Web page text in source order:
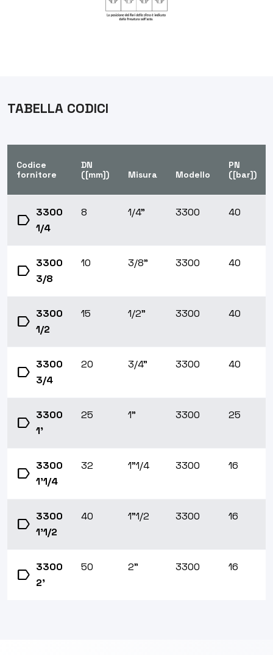
TABELLA CODICI
Codice
fornitore
DN
([mm])
Misura Modello
PN
([bar])
label 3300
1/4
8 1/4" 3300 40
label 3300
3/8
10 3/8" 3300 40
label 3300
1/2
15 1/2" 3300 40
label 3300
3/4
20 3/4" 3300 40
label 3300
1'
25 1" 3300 25
label 3300
1'1/4
32 1"1/4 3300 16
label 3300
1'1/2
40 1"1/2 3300 16
label 3300
2'
50 2" 3300 16